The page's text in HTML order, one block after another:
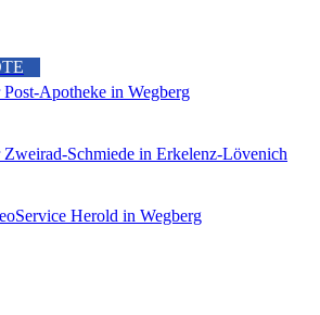
Apotheke in Wegberg
Schmiede in Erkelenz-Lövenich
Herold in Wegberg